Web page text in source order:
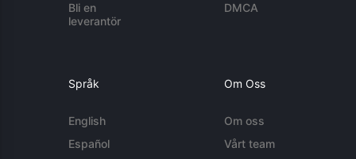
Bli en
leverantör
DMCA
Språk
English
Español
Om Oss
Om oss
Vårt team